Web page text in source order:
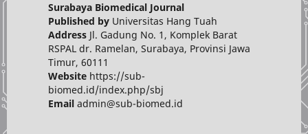
Surabaya Biomedical Journal
Published byUniversitas Hang Tuah
AddressJl. Gadung No. 1, Komplek Barat
RSPAL dr. Ramelan, Surabaya, Provinsi Jawa
Timur, 60111
Website https://sub-
biomed.id/index.php/sbj
Email admin@sub-biomed.id